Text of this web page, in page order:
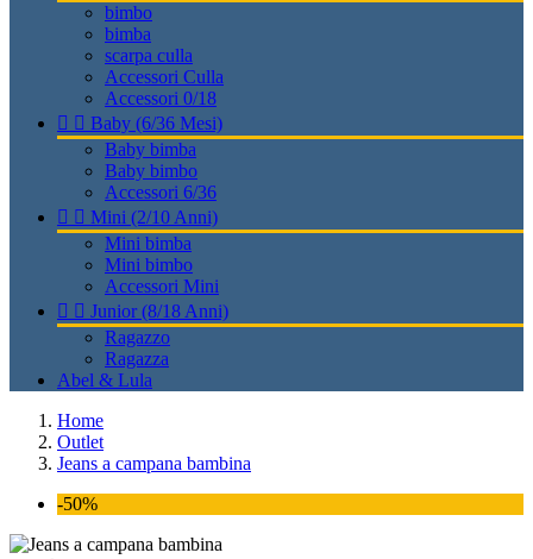
bimbo
bimba
scarpa culla
Accessori Culla
Accessori 0/18
  Baby (6/36 Mesi)
Baby bimba
Baby bimbo
Accessori 6/36
  Mini (2/10 Anni)
Mini bimba
Mini bimbo
Accessori Mini
  Junior (8/18 Anni)
Ragazzo
Ragazza
Abel & Lula
Home
Outlet
Jeans a campana bambina
-50%